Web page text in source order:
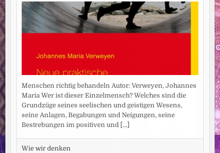
Menschen richtig behandeln Autor: Verweyen, Johannes
Maria Wer ist dieser Einzelmensch? Welches sind die
Grundzüge seines seelischen und geistigen Wesens,
seine Anlagen, Begabungen und Neigungen, seine
Bestrebungen im positiven und [...]
Wie wir denken